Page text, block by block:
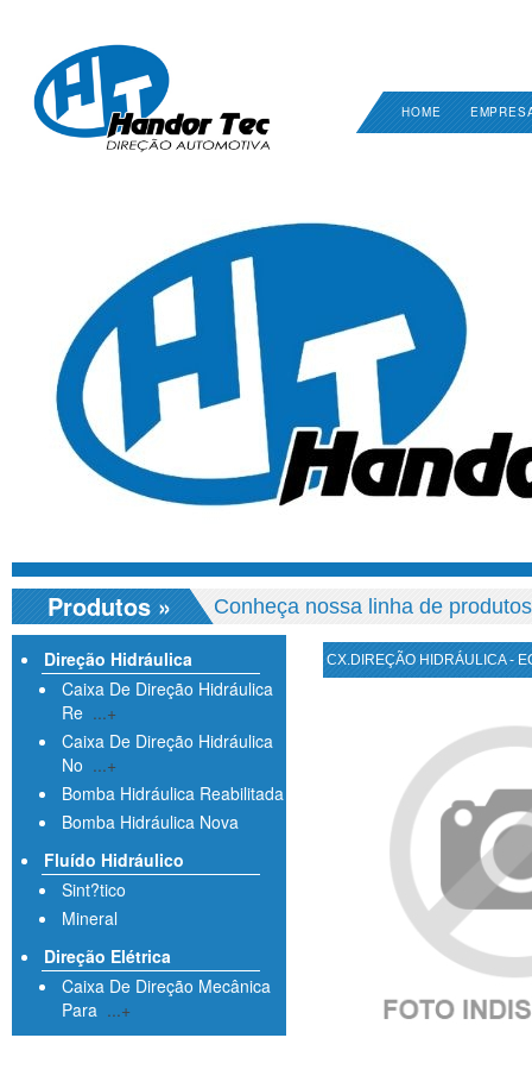
HOME
Direção Hidráulica
Caixa De Direção Hidráulica
Re ...+
Caixa De Direção Hidráulica
No ...+
Bomba Hidráulica Reabilitada
Bomba Hidráulica Nova
Fluído Hidráulico
Sint?tico
Mineral
Direção Elétrica
Caixa De Direção Mecânica
Para ...+
Produtos » Conheça nossa linha de produtos
CX.DIREÇÃO HIDRÁULICA -